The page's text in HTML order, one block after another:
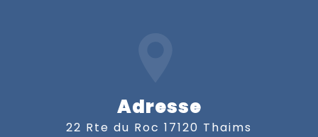
Adresse
22 Rte du Roc 17120 Thaims